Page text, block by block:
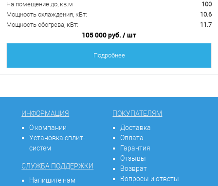
На помещение до, кв.м
100
Мощность охлаждения, кВт:
10.6
Мощность обогрева, кВт:
11.7
105 000 руб. / шт
Подробнее
ИНФОРМАЦИЯ
О компании
Установка сплит-
систем
СЛУЖБА ПОДДЕРЖКИ
Напишите нам
ПОКУПАТЕЛЯМ
Доставка
Оплата
Гарантия
Отзывы
Возврат
Вопросы и ответы